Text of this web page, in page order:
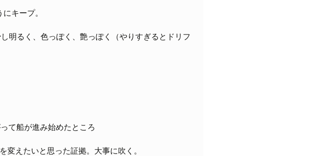
キープ。
明るく、色っぽく、艶っぽく（やりすぎるとドリフ
て船が進み始めたところ
えたいと思った証拠。大事に吹く。